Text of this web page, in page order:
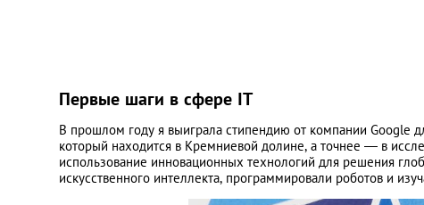
Первые шаги в сфере IT
В прошлом году я выиграла стипендию от компании Google
который находится в Кремниевой долине, а точнее — в
использование инновационных технологий для решения
искусственного интеллекта, программировали роботов и